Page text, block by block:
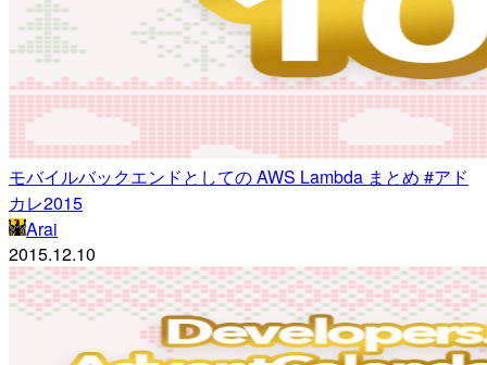
モバイルバックエンドとしての AWS Lambda まとめ #アド
カレ2015
Arai
2015.12.10